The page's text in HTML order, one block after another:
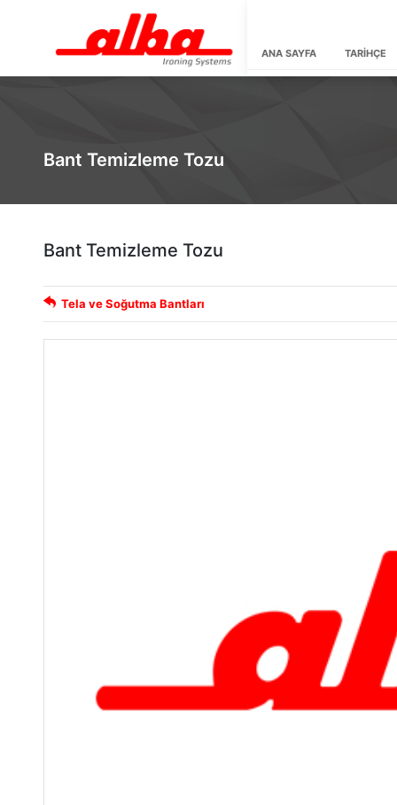
ANA SAYFA TARİHÇE
Bant Temizleme Tozu
Bant Temizleme Tozu
Tela ve Soğutma Bantları